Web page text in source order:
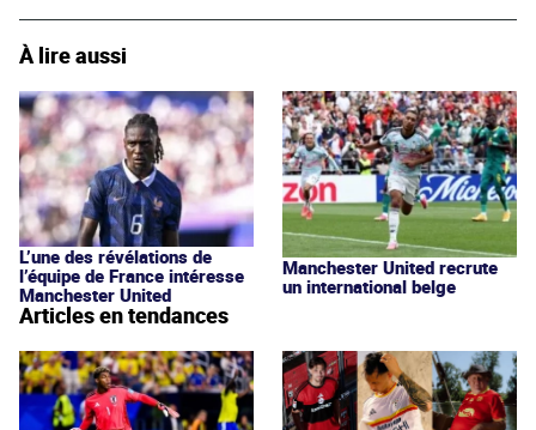
À lire aussi
L’une des révélations de
l’équipe de France intéresse
Manchester United
Manchester United recrute
un international belge
Articles en tendances